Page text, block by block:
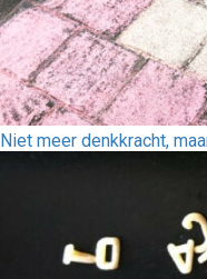
Niet meer denkkracht,